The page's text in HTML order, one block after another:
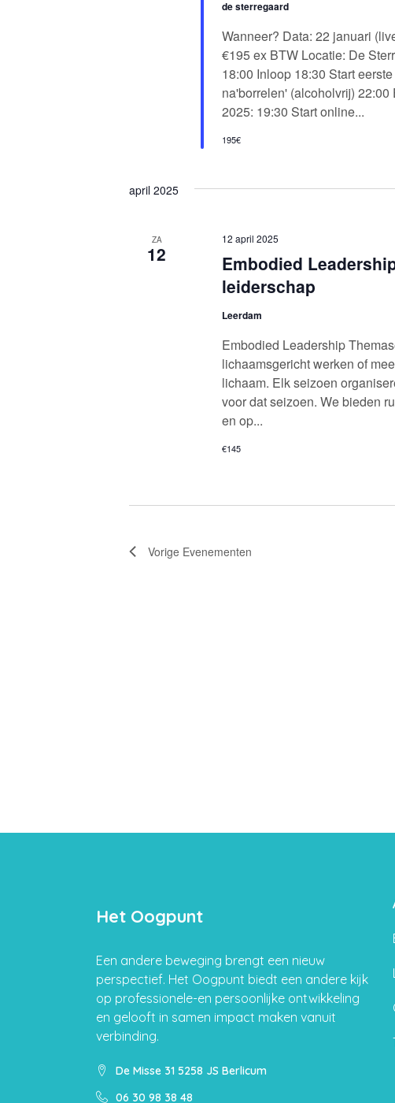
de sterregaard
Wanneer? Data: 22 januari
€195 ex BTW Locatie: De
18:00 Inloop 18:30 Start
na'borrelen' (alcoholvrij)
2025: 19:30 Start online...
195€
april 2025
ZA
12
Embodied
leiderschap
12 april 2025
Leerdam
Embodied Leadership
lichaamsgericht werken of
lichaam. Elk seizoen
voor dat seizoen. We bieden
en op...
€145
Vorige Evenementen
Het Oogpunt
Een andere beweging brengt een nieuw
perspectief. Het Oogpunt biedt een andere kijk
op professionele-en persoonlijke ontwikkeling
en gelooft in samen impact maken vanuit
verbinding.
De Misse 31 5258 JS Berlicum
06 30 98 38 48